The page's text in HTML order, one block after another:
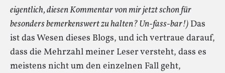
eigentlich, diesen Kommentar von mir jetzt schon für
besonders bemerkenswert zu halten? Un-fass-bar!) Das
ist das Wesen dieses Blogs, und ich vertraue darauf,
dass die Mehrzahl meiner Leser versteht, dass es
meistens nicht um den einzelnen Fall geht,